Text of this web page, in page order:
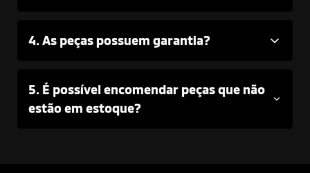
4. As peças possuem garantia?
5. É possível encomendar peças que não
estão em estoque?